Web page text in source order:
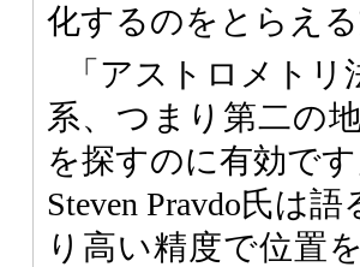
化するのをとらえ
「アストロメト
系、つまり第二の
を探すのに有効です
Steven Pravdo氏は
り高い精度で位置